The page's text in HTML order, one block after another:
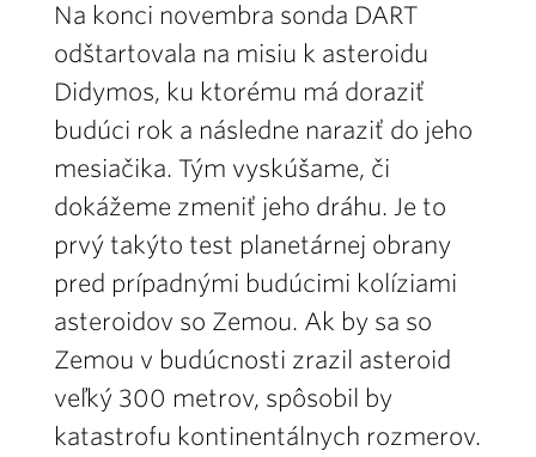
Na konci novembra sonda DART
odštartovala na misiu k asteroidu
Didymos, ku ktorému má doraziť
budúci rok a následne naraziť do jeho
mesiačika. Tým vyskúšame, či
dokážeme zmeniť jeho dráhu. Je to
prvý takýto test planetárnej obrany
pred prípadnými budúcimi kolíziami
asteroidov so Zemou. Ak by sa so
Zemou v budúcnosti zrazil asteroid
veľký 300 metrov, spôsobil by
katastrofu kontinentálnych rozmerov.